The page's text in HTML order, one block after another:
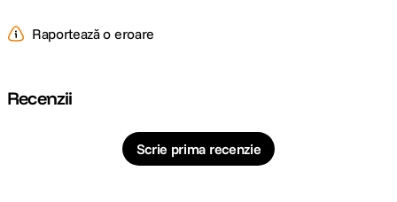
Raportează o eroare
Recenzii
Scrie prima recenzie